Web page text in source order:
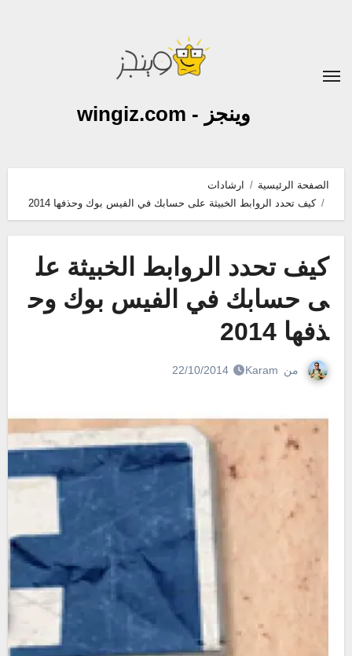
وينجز - wingiz.com
الصفحة الرئيسية
ارشادات
كيف تحدد الروابط الخبيثة على حسابك في الفيس بوك وحذفها 2014
كيف تحدد الروابط الخبيثة عل
ى حسابك في الفيس بوك وح
ذفها 2014
من Karam
22/10/2014